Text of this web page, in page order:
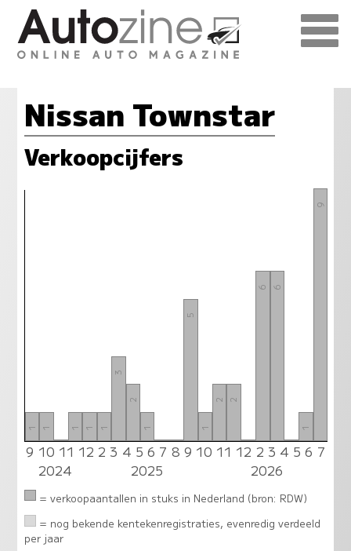
Nissan Townstar
Verkoopcijfers
1 1 1 1 1
3
2
1
0 0
5
1
2 2
0
6 6
0
1
9
9 10 11 12 2 3 4 5 6 7 8 9 10 11 12 2 3 4 5 6 7
2024
2025 2026
= verkoopaantallen in stuks in Nederland (bron: RDW)
= nog bekende kentekenregistraties, evenredig verdeeld
per jaar